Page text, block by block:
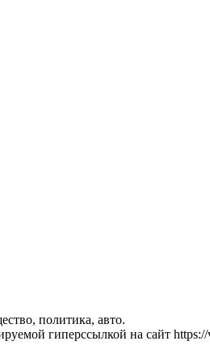
политика, авто.
гиперссылкой на сайт